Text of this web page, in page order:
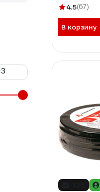
4.5(67)
В корзину